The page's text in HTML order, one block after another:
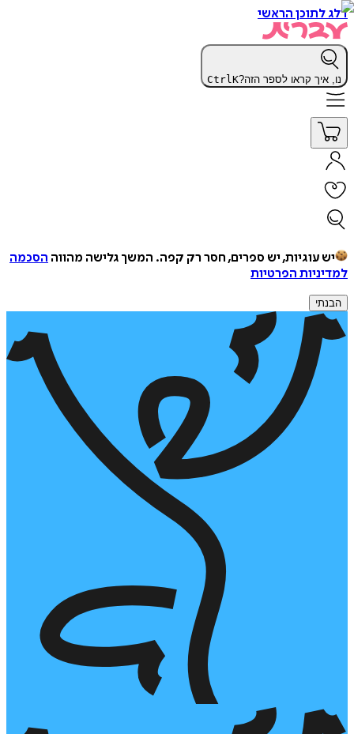
דלג לתוכן הראשי
נו, איך קראו לספר הזה? CtrlK
יש עוגיות, יש ספרים, חסר רק קפה. המשך גלישה מהווה הסכמה
למדיניות הפרטיות
הבנתי